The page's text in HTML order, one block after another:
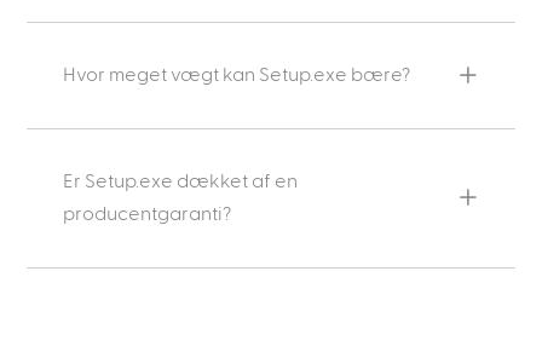
Hvor meget vægt kan Setup.exe bære?
Er Setup.exe dækket af en
producentgaranti?